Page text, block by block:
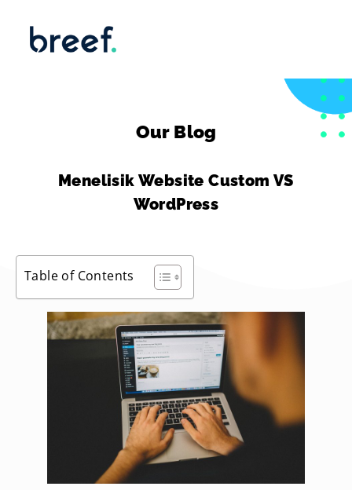
Our Blog
Menelisik Website Custom VS
WordPress
Table of Contents